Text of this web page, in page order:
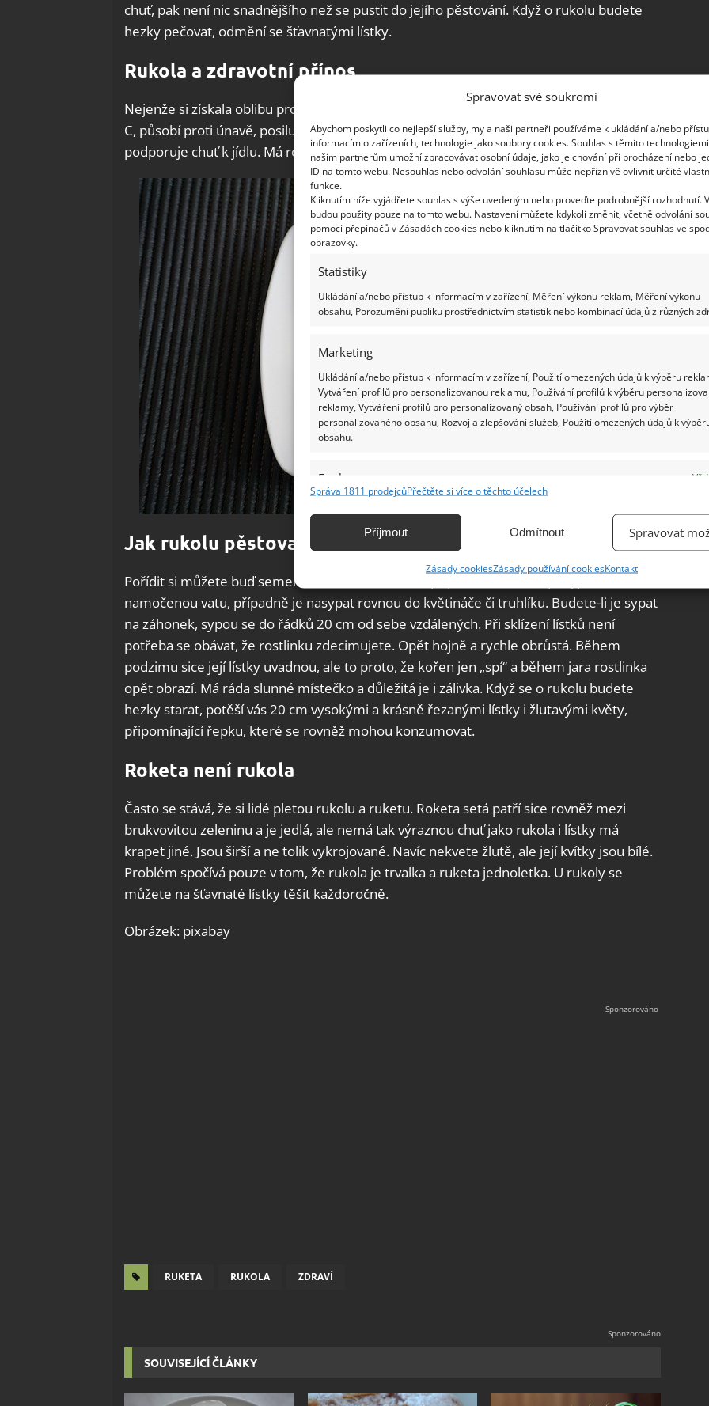
Spravovat své soukromí
Abychom poskytli co nejlepší služby, my a naši partneři používáme k ukládání a/nebo
informacím o zařízeních, technologie jako soubory cookies. Souhlas s těmito
našim partnerům umožní zpracovávat osobní údaje, jako je chování při procházení nebo
ID na tomto webu. Nesouhlas nebo odvolání souhlasu může nepříznivě ovlivnit určité
funkce.
Kliknutím níže vyjádřete souhlas s výše uvedeným nebo proveďte podrobnější rozhodnutí.
budou použity pouze na tomto webu. Nastavení můžete kdykoli změnit, včetně odvolání
pomocí přepínačů v Zásadách cookies nebo kliknutím na tlačítko Spravovat souhlas ve
obrazovky.
Statistiky
Ukládání a/nebo přístup k informacím v zařízení, Měření výkonu reklam, Měření výkonu
obsahu, Porozumění publiku prostřednictvím statistik nebo kombinací údajů z různých
Marketing
Ukládání a/nebo přístup k informacím v zařízení, Použití omezených údajů k výběru
Vytváření profilů pro personalizovanou reklamu, Používání profilů k výběru
reklamy, Vytváření profilů pro personalizovaný obsah, Používání profilů pro výběr
personalizovaného obsahu, Rozvoj a zlepšování služeb, Použití omezených údajů k
obsahu.
Funkce
Identifikace zařízení na základě automaticky přenášených informací.
základě aktivně vyžádaných informací.
Zajištění bezpečnosti, předcházení a zjišťování podvodů a
odstraňování chyb, Poskytování a zobrazování reklamy a obsahu,
Ukládání a sdělování voleb ochrany osobních údajů.
Správa 1811 prodejcůPřečtěte si více o těchto účelech
Příjmout Odmítnout Spravovat
Zásady cookiesZásady používání cookiesKontakt
chuť, pak není nic snadnějšího než se pustit do jejího pěstování. Když o rukolu budete
hezky pečovat, odmění se šťavnatými lístky.
Rukola a zdravotní přínos
Nejenže si získala oblibu pro svou pikantní chuť, rukola je plná beta-karotenu, vitamínu
C, působí proti únavě, posiluje obranyschopnost organismu, působí proti zácpě a
podporuje chuť k jídlu. Má rovněž detoxikační a protirakovinné účinky.
Jak rukolu pěstovat?
Pořídit si můžete buď semena anebo sazeničku. V případě semen lze posypat
namočenou vatu, případně je nasypat rovnou do květináče či truhlíku. Budete-li je sypat
na záhonek, sypou se do řádků 20 cm od sebe vzdálených. Při sklízení lístků není
potřeba se obávat, že rostlinku zdecimujete. Opět hojně a rychle obrůstá. Během
podzimu sice její lístky uvadnou, ale to proto, že kořen jen „spí“ a během jara rostlinka
opět obrazí. Má ráda slunné místečko a důležitá je i zálivka. Když se o rukolu budete
hezky starat, potěší vás 20 cm vysokými a krásně řezanými lístky i žlutavými květy,
připomínající řepku, které se rovněž mohou konzumovat.
Roketa není rukola
Často se stává, že si lidé pletou rukolu a ruketu. Roketa setá patří sice rovněž mezi
brukvovitou zeleninu a je jedlá, ale nemá tak výraznou chuť jako rukola i lístky má
krapet jiné. Jsou širší a ne tolik vykrojované. Navíc nekvete žlutě, ale její kvítky jsou bílé.
Problém spočívá pouze v tom, že rukola je trvalka a ruketa jednoletka. U rukoly se
můžete na šťavnaté lístky těšit každoročně.
Obrázek: pixabay
RUKETA RUKOLA ZDRAVÍ
SOUVISEJÍCÍ ČLÁNKY